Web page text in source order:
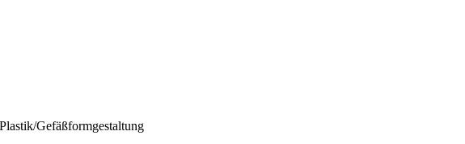
​Gefäßformgestaltung